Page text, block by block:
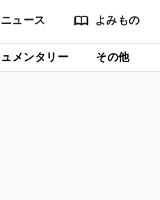
ニュース よみもの
メンタリー その他